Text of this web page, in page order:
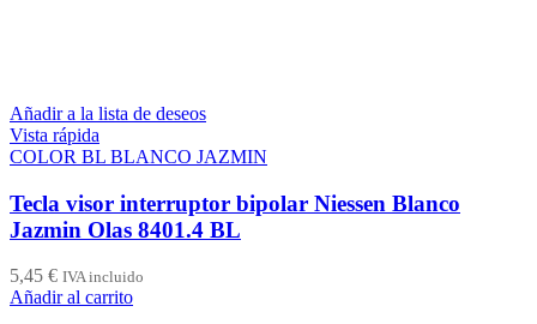
Añadir a la lista de deseos
Vista rápida
COLOR BL BLANCO JAZMIN
Tecla visor interruptor bipolar Niessen Blanco
Jazmin Olas 8401.4 BL
5,45 € IVA incluido
Añadir al carrito